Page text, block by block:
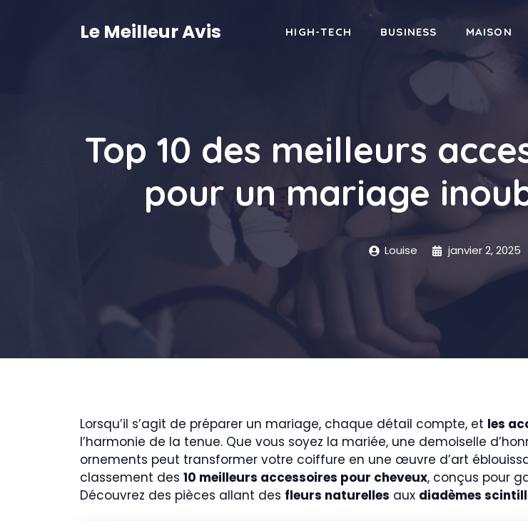
Le Meilleur Avis HIGH-TECH BUSINESS MAISON
Top 10 des meilleurs
pour un mariage
Louise janvier 2, 2025
Lorsqu’il s’agit de préparer un mariage, chaque détail compte, et les
l’harmonie de la tenue. Que vous soyez la mariée, une demoiselle
ornements peut transformer votre coiffure en une œuvre d’art
classement des 10 meilleurs accessoires pour cheveux, conçus pour
Découvrez des pièces allant des fleurs naturelles aux diadèmes